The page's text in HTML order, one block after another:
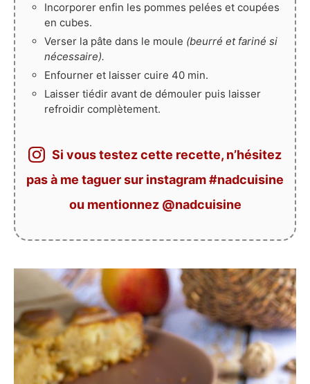
Incorporer enfin les pommes pelées et coupées
en cubes.
Verser la pâte dans le moule (beurré et fariné si
nécessaire).
Enfourner et laisser cuire 40 min.
Laisser tiédir avant de démouler puis laisser
refroidir complètement.
Si vous testez cette recette, n’hésitez
pas à me taguer sur instagram #nadcuisine
ou mentionnez @nadcuisine